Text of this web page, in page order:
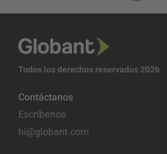
Todos los derechos reservados 2026
Contáctanos
Escríbenos
hi@globant.com